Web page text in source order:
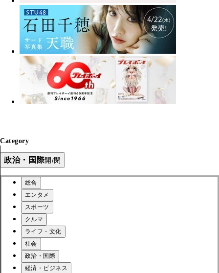
Category
政治・国際開/閉
総合
エンタメ
スポーツ
クルマ
ライフ・文化
社会
政治・国際
経済・ビジネス